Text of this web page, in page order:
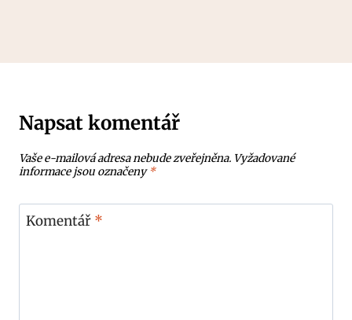
Napsat komentář
Vaše e-mailová adresa nebude zveřejněna. Vyžadované
informace jsou označeny*
Komentář *